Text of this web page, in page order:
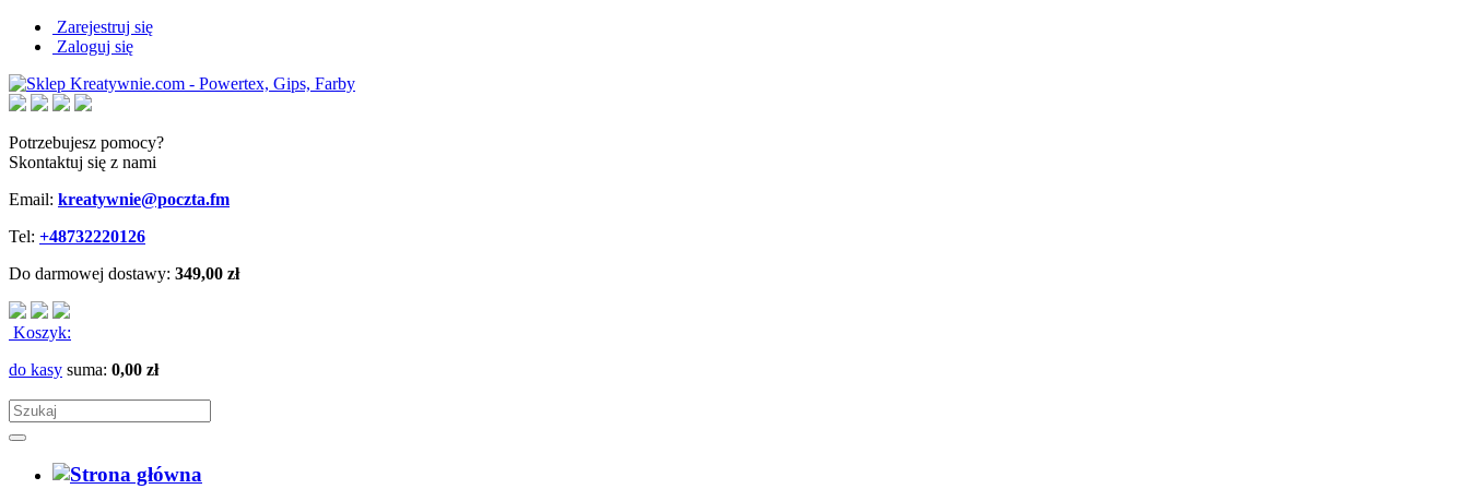
Zarejestruj się
Zaloguj się
Potrzebujesz pomocy?
Skontaktuj się z nami
Email: kreatywnie@poczta.fm
Tel: +48732220126
Do darmowej dostawy: 349,00 zł
Koszyk:
do kasy suma: 0,00 zł